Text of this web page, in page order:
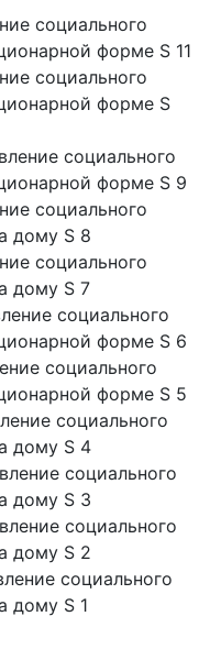
социального
форме S 11
социального
форме S
социального
форме S 9
социального
дому S 8
социального
дому S 7
социального
форме S 6
социального
форме S 5
социального
дому S 4
социального
дому S 3
социального
дому S 2
социального
дому S 1